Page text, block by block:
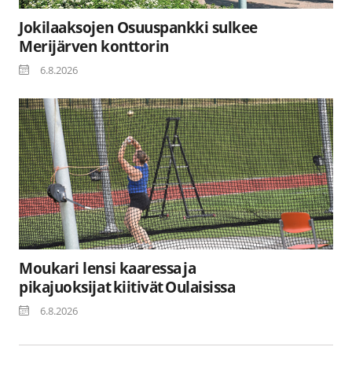
Jokilaaksojen Osuuspankki sulkee
Merijärven konttorin
6.8.2026
Moukari lensi kaaressa ja
pikajuoksijat kiitivät Oulaisissa
6.8.2026